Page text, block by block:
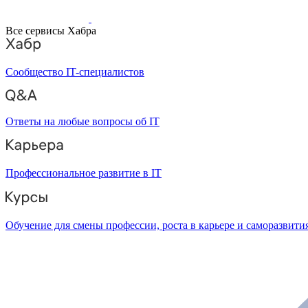
Все сервисы Хабра
Сообщество IT-специалистов
Ответы на любые вопросы об IT
Профессиональное развитие в IT
Обучение для смены профессии, роста в карьере и